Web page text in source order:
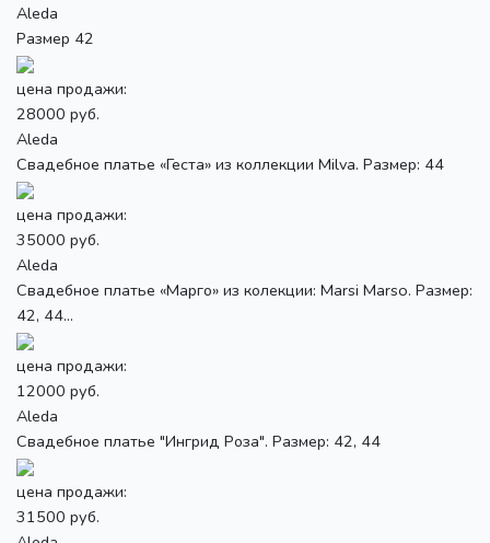
Aleda
Размер 42
цена продажи:
28000 руб.
Aleda
Свадебное платье «Геста» из коллекции Milva. Размер: 44
цена продажи:
35000 руб.
Aleda
Свадебное платье «Марго» из колекции: Marsi Marso. Размер:
42, 44...
цена продажи:
12000 руб.
Aleda
Свадебное платье "Ингрид Роза". Размер: 42, 44
цена продажи:
31500 руб.